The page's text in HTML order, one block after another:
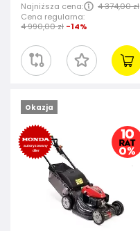
Najniższa cena:
4 374,00 zł
Cena regularna:
4 990,00 zł -14%
Okazja